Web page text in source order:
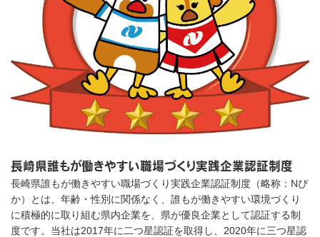
長崎県誰もが働きやすい職場づくり実践企業認証制度
長崎県誰もが働きやすい職場づくり実践企業認証制度（略称：Nぴ
か）とは、年齢・性別に関係なく、誰もが働きやすい環境づくり
に積極的に取り組む県内企業を、県が優良企業として認証する制
度です。当社は2017年に二つ星認証を取得し、2020年に三つ星認